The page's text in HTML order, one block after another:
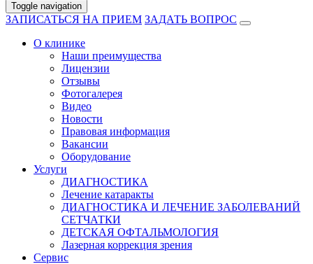
Toggle navigation
ЗАПИСАТЬСЯ НА ПРИЕМ ЗАДАТЬ ВОПРОС
О клинике
Наши преимущества
Лицензии
Отзывы
Фотогалерея
Видео
Новости
Правовая информация
Вакансии
Оборудование
Услуги
ДИАГНОСТИКА
Лечение катаракты
ДИАГНОСТИКА И ЛЕЧЕНИЕ ЗАБОЛЕВАНИЙ
СЕТЧАТКИ
ДЕТСКАЯ ОФТАЛЬМОЛОГИЯ
Лазерная коррекция зрения
Сервис